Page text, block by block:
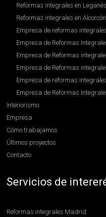
Reformas Integrales en Leganés
Reformas integrales en Alcorcón
Empresa de reformas
Empresa de Reformas
Empresa de Reformas
Empresa de Reformas
Empresa de reformas
Empresa de Reformas
Interiorismo
Empresa
Cómo trabajamos
Últimos proyectos
Contacto
Servicios de
Reformas integrales Madrid